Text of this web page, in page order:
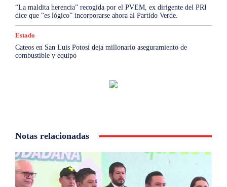
“La maldita herencia” recogida por el PVEM, ex dirigente del PRI
dice que “es lógico” incorporarse ahora al Partido Verde.
Estado
Cateos en San Luis Potosí deja millonario aseguramiento de
combustible y equipo
Notas relacionadas